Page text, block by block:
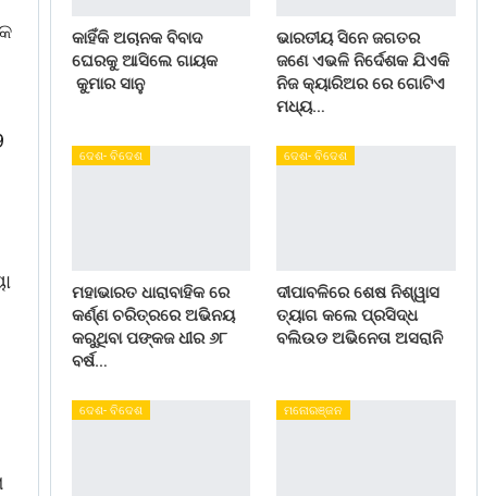
କାହିଁକି ଅଚାନକ ବିବାଦ
ଘେରକୁ ଆସିଲେ ଗାୟକ
କୁମାର ସାନୁ
ଭାରତୀୟ ସିନେ ଜଗତର
ଜଣେ ଏଭଳି ନିର୍ଦେଶକ ଯିଏକି
ନିଜ କ୍ୟାରିଅର ରେ ଗୋଟିଏ
ମଧ୍ୟ…
ଦେଶ- ବିଦେଶ
ମହାଭାରତ ଧାରାବାହିକ ରେ
କର୍ଣ୍ଣ ଚରିତ୍ରରେ ଅଭିନୟ
କରୁଥିବା ପଙ୍କଜ ଧୀର ୬୮
ବର୍ଷ…
ଦେଶ- ବିଦେଶ
ଦୀପାବଳିରେ ଶେଷ ନିଶ୍ୱାସ
ତ୍ୟାଗ କଲେ ପ୍ରସିଦ୍ଧ
ବଲିଉଡ ଅଭିନେତା ଅସରାନି
ଦେଶ- ବିଦେଶ ମନୋରଞ୍ଜନ